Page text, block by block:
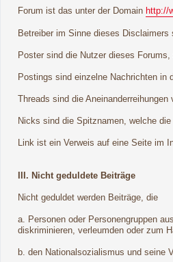
Forum ist das unter der Domain http://
Betreiber im Sinne dieses
Poster sind die Nutzer dieses
Postings sind einzelne Nachrichten in
Threads sind die
Nicks sind die Spitznamen, welche
Link ist ein Verweis auf eine Seite im
III. Nicht geduldete Beiträge
Nicht geduldet werden Beiträge, die
a. Personen oder Personengruppen
diskriminieren, verleumden oder zum
b. den Nationalsozialismus und seine